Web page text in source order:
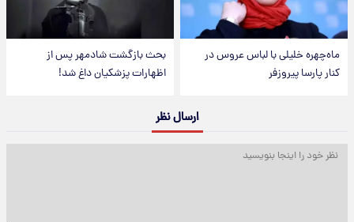
ماه‌چهره خلیلی با لباس عروس در
کنار پارسا پیروزفر
بحث بازگشت شادمهر پس از
اظهارات پزشکیان داغ شد!
ارسال نظر